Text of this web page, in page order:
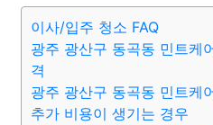
이사/입주 청소 FAQ
광주 광산구 동곡동 민트케
격
광주 광산구 동곡동 민트케
추가 비용이 생기는 경우